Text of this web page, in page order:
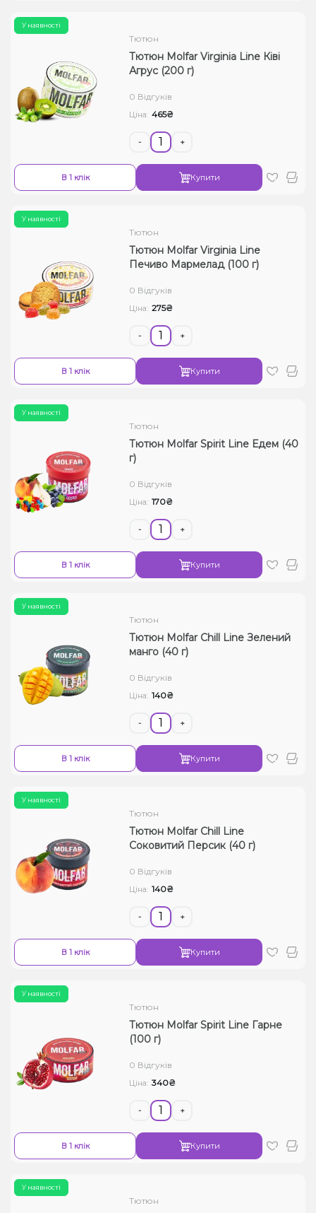
У наявності
Тютюн
Тютюн Molfar Virginia Line Ківі
Агрус (200 г)
0 Відгуків
Ціна: 465₴
- +
В 1 клік Купити
У наявності
Тютюн
Тютюн Molfar Virginia Line
Печиво Мармелад (100 г)
0 Відгуків
Ціна: 275₴
- +
В 1 клік Купити
У наявності
Тютюн
Тютюн Molfar Spirit Line Едем (40
г)
0 Відгуків
Ціна: 170₴
- +
В 1 клік Купити
У наявності
Тютюн
Тютюн Molfar Chill Line Зелений
манго (40 г)
0 Відгуків
Ціна: 140₴
- +
В 1 клік Купити
У наявності
Тютюн
Тютюн Molfar Chill Line
Соковитий Персик (40 г)
0 Відгуків
Ціна: 140₴
- +
В 1 клік Купити
У наявності
Тютюн
Тютюн Molfar Spirit Line Гарне
(100 г)
0 Відгуків
Ціна: 340₴
- +
В 1 клік Купити
У наявності
Тютюн